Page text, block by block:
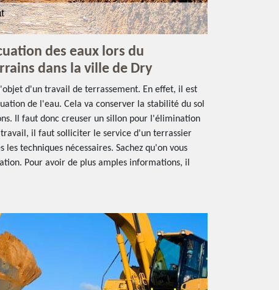
des eaux lors du
dans la ville de Dry
d'un travail de terrassement. En effet, il est
de l'eau. Cela va conserver la stabilité du sol
Il faut donc creuser un sillon pour l'élimination
il faut solliciter le service d'un terrassier
techniques nécessaires. Sachez qu'on vous
Pour avoir de plus amples informations, il